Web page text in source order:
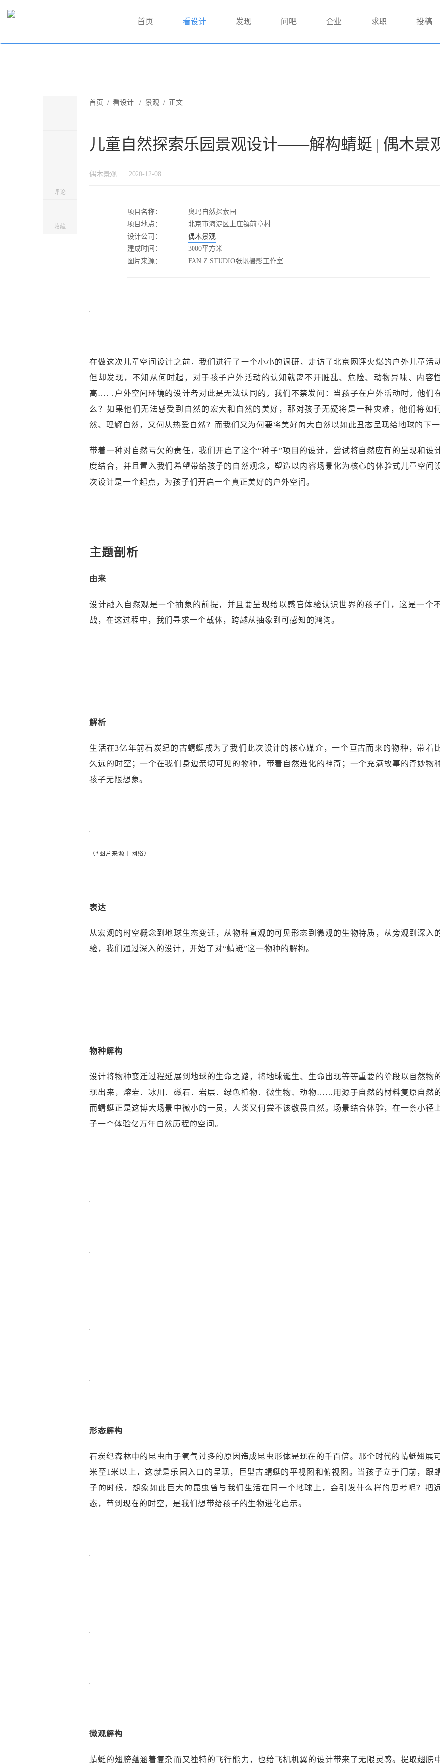
首页 看设计 发现 问吧 企业 求职 投稿
评论
收藏
首页 /看设计 / 景观 / 正文
儿童自然探索乐园景观设计——解构蜻蜓 | 偶木景
偶木景观 2020-12-08
项目名称：
奥玛自然探索园
项目地点：
北京市海淀区上庄镇前章村
设计公司：
偶木景观
建成时间：
3000平方米
图片来源：
FAN.Z STUDIO张帆摄影工作室
在做这次儿童空间设计之前，我们进行了一个小小的调研，走访了北京网评火爆的户外儿童活
但却发现，不知从何时起，对于孩子户外活动的认知就离不开脏乱、危险、动物异味、内容
高……户外空间环境的设计者对此是无法认同的，我们不禁发问：当孩子在户外活动时，他们
么？如果他们无法感受到自然的宏大和自然的美好，那对孩子无疑将是一种灾难，他们将如
然、理解自然，又何从热爱自然？而我们又为何要将美好的大自然以如此丑态呈现给地球的下
带着一种对自然亏欠的责任，我们开启了这个“种子”项目的设计，尝试将自然应有的呈现和设
度结合，并且置入我们希望带给孩子的自然观念，塑造以内容场景化为核心的体验式儿童空间
次设计是一个起点，为孩子们开启一个真正美好的户外空间。
主题剖析
由来
设计融入自然观是一个抽象的前提，并且要呈现给以感官体验认识世界的孩子们，这是一个
战，在这过程中，我们寻求一个载体，跨越从抽象到可感知的鸿沟。
解析
生活在3亿年前石炭纪的古蜻蜓成为了我们此次设计的核心媒介，一个亘古而来的物种，带着
久远的时空；一个在我们身边亲切可见的物种，带着自然进化的神奇；一个充满故事的奇妙物
孩子无限想象。
（*图片来源于网络）
表达
从宏观的时空概念到地球生态变迁，从物种直观的可见形态到微观的生物特质，从旁观到深入
验，我们通过深入的设计，开始了对“蜻蜓”这一物种的解构。
物种解构
设计将物种变迁过程延展到地球的生命之路，将地球诞生、生命出现等等重要的阶段以自然物
现出来，熔岩、冰川、磁石、岩层、绿色植物、微生物、动物……用源于自然的材料复原自然
而蜻蜓正是这博大场景中微小的一员，人类又何尝不该敬畏自然。场景结合体验，在一条小径
子一个体验亿万年自然历程的空间。
形态解构
石炭纪森林中的昆虫由于氧气过多的原因造成昆虫形体是现在的千百倍。那个时代的蜻蜓翅展
米至1米以上，这就是乐园入口的呈现，巨型古蜻蜓的平视图和俯视图。当孩子立于门前，跟
子的时候，想象如此巨大的昆虫曾与我们生活在同一个地球上，会引发什么样的思考呢？把
态，带到现在的时空，是我们想带给孩子的生物进化启示。
微观解构
蜻蜓的翅膀蕴涵着复杂而又独特的飞行能力，也给飞机机翼的设计带来了无限灵感。提取翅膀